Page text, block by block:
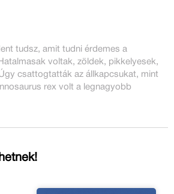
tudsz, amit tudni érdemes a
voltak, zöldek, pikkelyesek,
csattogtatták az állkapcsukat, mint
rex volt a legnagyobb